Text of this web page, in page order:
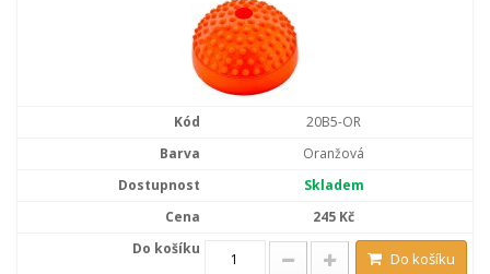
20B5-OR
Oranžová
Skladem
245 Kč
Do košíku